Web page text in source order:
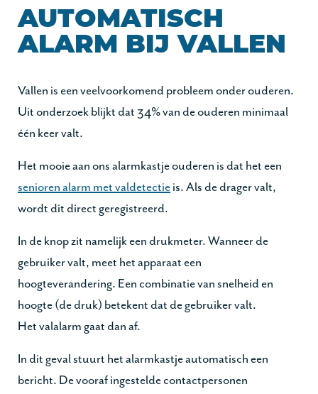
AUTOMATISCH
ALARM BIJ VALLEN
Vallen is een veelvoorkomend probleem onder ouderen.
Uit onderzoek blijkt dat 34% van de ouderen minimaal
één keer valt.
Het mooie aan ons alarmkastje ouderen is dat het een
senioren alarm met valdetectie is. Als de drager valt,
wordt dit direct geregistreerd.
In de knop zit namelijk een drukmeter. Wanneer de
gebruiker valt, meet het apparaat een
hoogteverandering. Een combinatie van snelheid en
hoogte (de druk) betekent dat de gebruiker valt.
Het valalarm gaat dan af.
In dit geval stuurt het alarmkastje automatisch een
bericht. De vooraf ingestelde contactpersonen